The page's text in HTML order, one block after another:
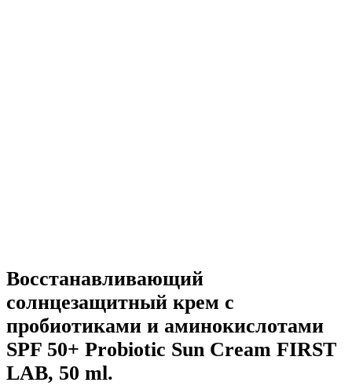
Восстанавливающий
солнцезащитный крем с
пробиотиками и аминокислотами
SPF 50+ Probiotic Sun Cream FIRST
LAB, 50 ml.